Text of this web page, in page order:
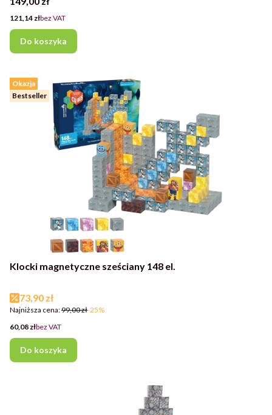
Cena
121,14 złbez VAT
Do koszyka
Okazja
Bestseller
Klocki magnetyczne sześciany 148 el.
Cena promocyjna
73,90 zł
Najniższa cena:99,00 zł-25%
Cena
60,08 złbez VAT
Do koszyka